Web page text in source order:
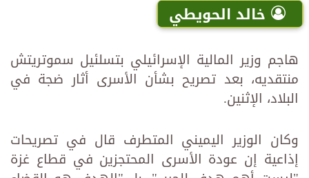
خالد الحويطي
هاجم وزير المالية الإسرائيلي بتسلئيل سموتريتش
منتقديه، بعد تصريح بشأن الأسرى أثار ضجة في
البلاد، الإثنين.
وكان الوزير اليميني المتطرف قال في تصريحات
إذاعية إن عودة الأسرى المحتجزين في قطاع غزة